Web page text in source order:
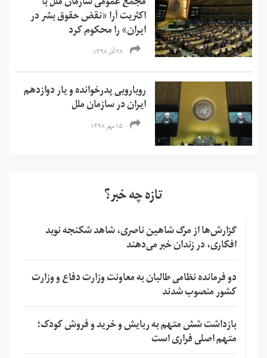
اکثریت آرا «نقض حقوق بشر در
ایران» را محکوم کرد
۲۸ آذر ۱۳۹۸
رویارویی پدرخوانده و یار دوازدهم
ایران در سازمان ملل
۱۵ مهر ۱۳۹۸
تازه چه خبر؟
گزارش‌ها از مرگ شاهین ناصری، شاهد شکنجه نوید
افکاری، در زندان خبر می‌دهند
دو فرمانده نظامی طالبان به معاونت وزارت دفاع و وزارت
کشور منصوب شدند
بازداشت شش متهم به ربایش و خرید و فروش کودک؛
متهم اصلی فراری است